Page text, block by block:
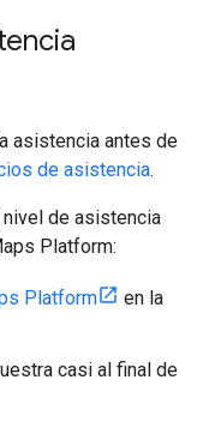
asistencia antes de
de asistencia.
de asistencia
Platform:
Platform
en la
casi al final de